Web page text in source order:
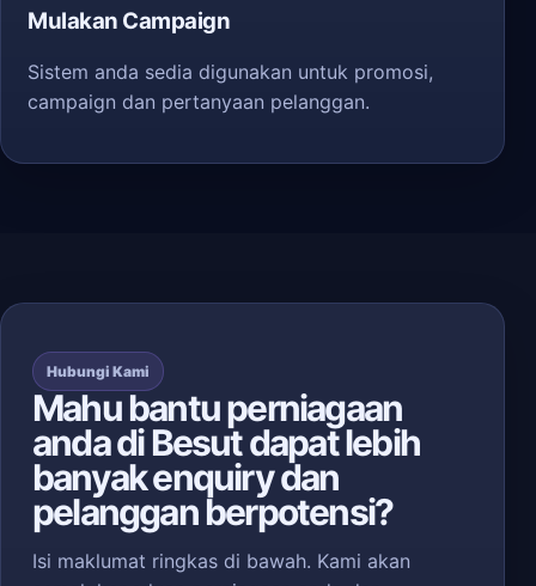
Mulakan Campaign
Sistem anda sedia digunakan untuk promosi,
campaign dan pertanyaan pelanggan.
Hubungi Kami
Mahu bantu perniagaan
anda di Besut dapat lebih
banyak enquiry dan
pelanggan berpotensi?
Isi maklumat ringkas di bawah. Kami akan